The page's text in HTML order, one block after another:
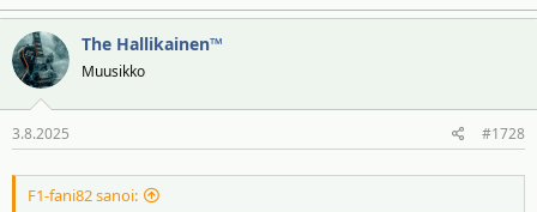
The Hallikainen™
Muusikko
3.8.2025 #1728
F1-fani82 sanoi: